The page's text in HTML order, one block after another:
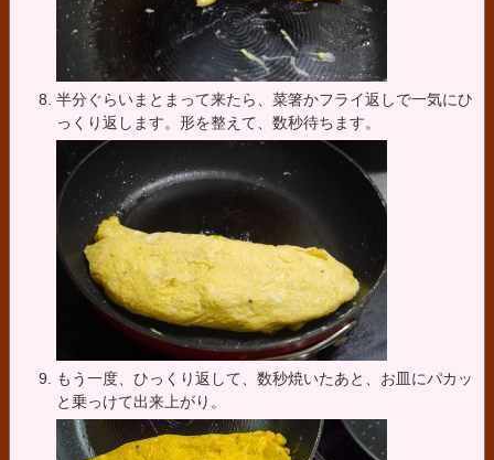
半分ぐらいまとまって来たら、菜箸かフライ返しで一気にひ
っくり返します。形を整えて、数秒待ちます。
もう一度、ひっくり返して、数秒焼いたあと、お皿にパカッ
と乗っけて出来上がり。